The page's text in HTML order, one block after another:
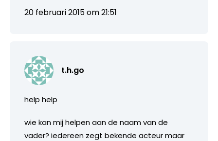
20 februari 2015 om 21:51
t.h.go
help help
wie kan mij helpen aan de naam van de
vader? iedereen zegt bekende acteur maar